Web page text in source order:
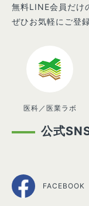
無料LINE会員だけ
ぜひお気軽にご登
医科／医業ラボ
公式
FACEBOOK